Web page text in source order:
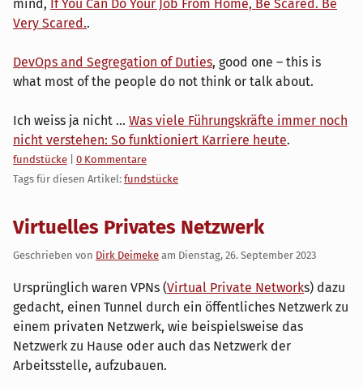
mind, If You Can Do Your Job From Home, Be Scared. Be
Very Scared..
DevOps and Segregation of Duties, good one – this is
what most of the people do not think or talk about.
Ich weiss ja nicht ... Was viele Führungskräfte immer noch
nicht verstehen: So funktioniert Karriere heute.
Kategorien:
fundstücke
0 Kommentare
Tags für diesen Artikel: fundstücke
Virtuelles Privates Netzwerk
Geschrieben von Dirk Deimeke am Dienstag, 26. September 2023
Ursprünglich waren VPNs (Virtual Private Networks) dazu
gedacht, einen Tunnel durch ein öffentliches Netzwerk zu
einem privaten Netzwerk, wie beispielsweise das
Netzwerk zu Hause oder auch das Netzwerk der
Arbeitsstelle, aufzubauen.